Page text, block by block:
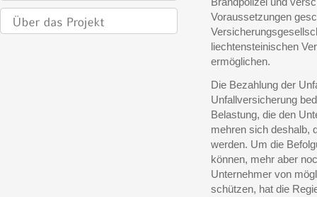
Voraussetzungen
liechtensteinischen
ermöglichen.
Die Bezahlung der
Unfallversicherung
Belastung, die den
mehren sich deshalb,
werden. Um die
können, mehr aber
Unternehmer von
schützen, hat die